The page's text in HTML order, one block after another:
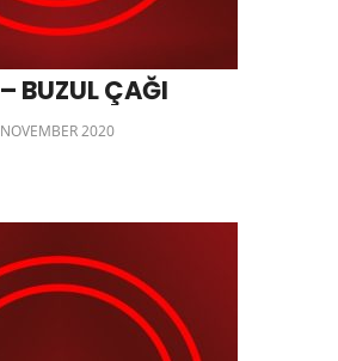
BUZUL ÇAĞI
2020